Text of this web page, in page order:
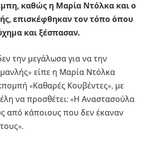
καθώς η Μαρία Ντόλκα και ο
επισκέφθηκαν τον τόπο όπου
και ξέσπασαν.
την μεγάλωσα για να την
είπε η Μαρία Ντόλκα
«Καθαρές Κουβέντες», με
να προσθέτει: «Η Αναστασούλα
από κάποιους που δεν έκαναν